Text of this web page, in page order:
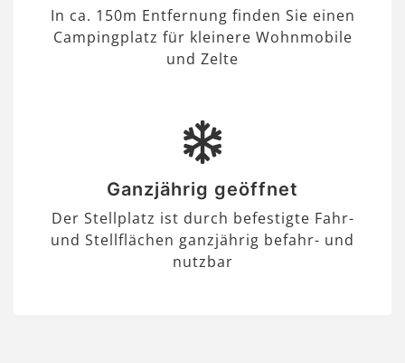
In ca. 150m Entfernung finden Sie einen
Campingplatz für kleinere Wohnmobile
und Zelte
Ganzjährig geöffnet
Der Stellplatz ist durch befestigte Fahr-
und Stellflächen ganzjährig befahr- und
nutzbar